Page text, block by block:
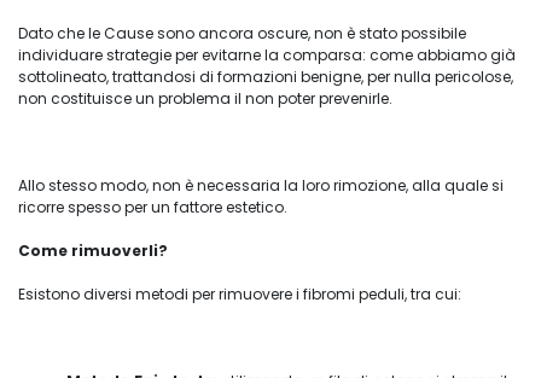
Dato che le Cause sono ancora oscure, non è stato possibile
individuare strategie per evitarne la comparsa: come abbiamo già
sottolineato, trattandosi di formazioni benigne, per nulla pericolose,
non costituisce un problema il non poter prevenirle.
Allo stesso modo, non è necessaria la loro rimozione, alla quale si
ricorre spesso per un fattore estetico.
Come rimuoverli?
Esistono diversi metodi per rimuovere i fibromi peduli, tra cui: